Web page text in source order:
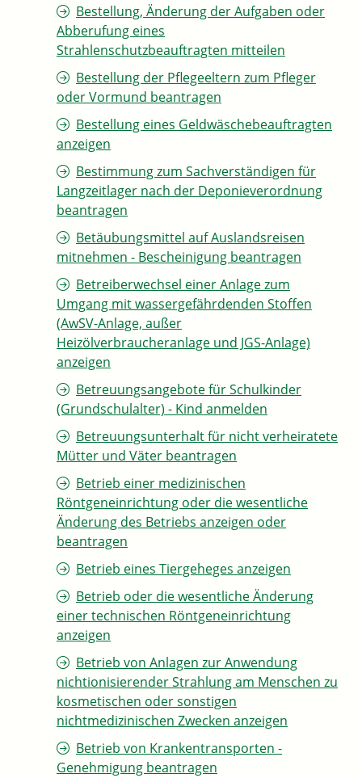
Bestellung, Änderung der Aufgaben oder
Abberufung eines
Strahlenschutzbeauftragten mitteilen
Bestellung der Pflegeeltern zum Pfleger
oder Vormund beantragen
Bestellung eines Geldwäschebeauftragten
anzeigen
Bestimmung zum Sachverständigen für
Langzeitlager nach der Deponieverordnung
beantragen
Betäubungsmittel auf Auslandsreisen
mitnehmen - Bescheinigung beantragen
Betreiberwechsel einer Anlage zum
Umgang mit wassergefährdenden Stoffen
(AwSV-Anlage, außer
Heizölverbraucheranlage und JGS-Anlage)
anzeigen
Betreuungsangebote für Schulkinder
(Grundschulalter) - Kind anmelden
Betreuungsunterhalt für nicht verheiratete
Mütter und Väter beantragen
Betrieb einer medizinischen
Röntgeneinrichtung oder die wesentliche
Änderung des Betriebs anzeigen oder
beantragen
Betrieb eines Tiergeheges anzeigen
Betrieb oder die wesentliche Änderung
einer technischen Röntgeneinrichtung
anzeigen
Betrieb von Anlagen zur Anwendung
nichtionisierender Strahlung am Menschen zu
kosmetischen oder sonstigen
nichtmedizinischen Zwecken anzeigen
Betrieb von Krankentransporten -
Genehmigung beantragen